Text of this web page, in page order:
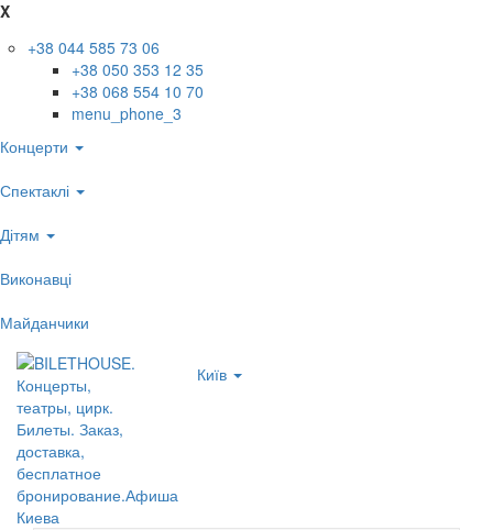
X
+38 044 585 73 06
+38 050 353 12 35
+38 068 554 10 70
menu_phone_3
Концерти
Спектаклі
Дітям
Виконавці
Майданчики
Київ